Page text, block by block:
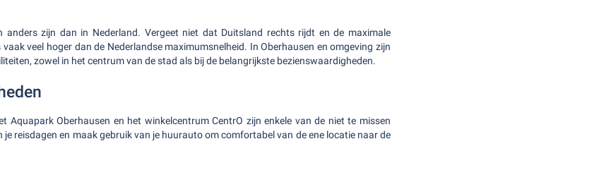
anders zijn dan in Nederland. Vergeet niet dat Duitsland rechts rijdt en de maximale
veel hoger dan de Nederlandse maximumsnelheid. In Oberhausen en omgeving zijn
zowel in het centrum van de stad als bij de belangrijkste bezienswaardigheden.
Aquapark Oberhausen en het winkelcentrum CentrO zijn enkele van de niet te missen
je reisdagen en maak gebruik van je huurauto om comfortabel van de ene locatie naar de